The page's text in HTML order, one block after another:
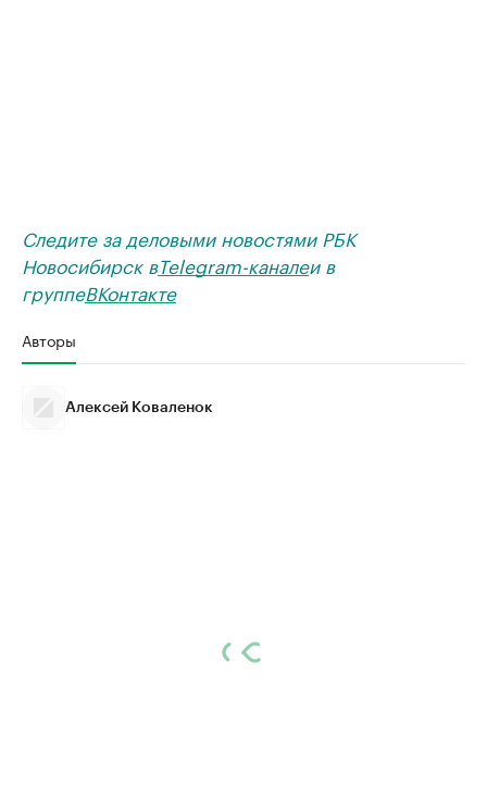
Следите за деловыми новостями РБК
Новосибирск вTelegram-каналеи в
группеВКонтакте
Авторы
Алексей Коваленок